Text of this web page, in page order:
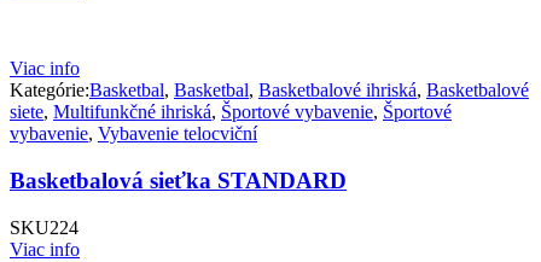
Viac info
Kategórie:Basketbal, Basketbal, Basketbalové ihriská, Basketbalové
siete, Multifunkčné ihriská, Športové vybavenie, Športové
vybavenie, Vybavenie telocviční
Basketbalová sieťka STANDARD
SKU224
Viac info